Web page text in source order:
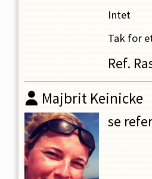
Intet
Tak for
Ref.
Majbrit Keinicke
se